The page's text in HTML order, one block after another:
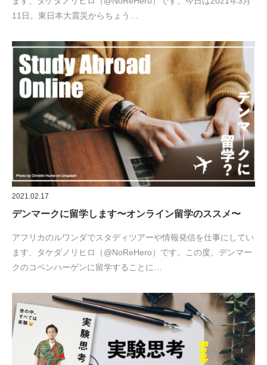
11日。東日本大震災からちょう…
2021.02.17
デンマークに留学します〜オンライン留学のススメ〜
アフリカのルワンダでスタディツアーや情報発信を仕事にしてい
ます、タケダノリヒロ（@NoReHero）です。この度、デンマー
クのコペンハーゲンに留学することに…